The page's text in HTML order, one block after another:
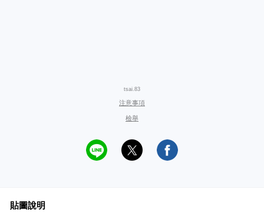
tsai.83
注意事項
檢舉
貼圖說明